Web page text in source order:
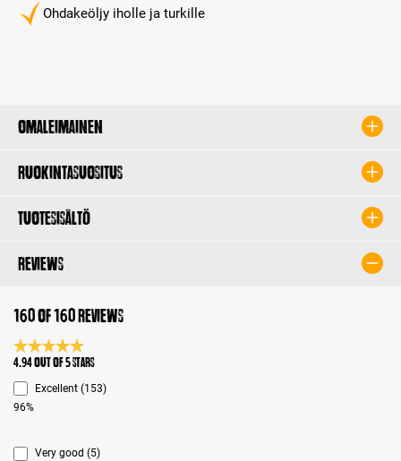
Ohdakeöljy iholle ja turkille
Omaleimainen
Ruokintasuositus
Tuotesisältö
Reviews
160 of 160 reviews
Average rating 4.9 of 5 Stars
4.94 out of 5 stars
Excellent (153)
96%
Very good (5)